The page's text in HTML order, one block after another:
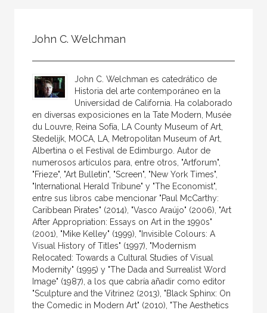
Coordinador
Editora
Escritor
Escritora
Ilustrador
Prologuista
Traductor
Traductora
John C. Welchman
John C. Welchman es catedrático de
Historia del arte contemporáneo en la
Universidad de California. Ha colaborado
en diversas exposiciones en la Tate Modern, Musée
du Louvre, Reina Sofía, LA County Museum of Art,
Stedelijk, MOCA, LA, Metropolitan Museum of Art,
Albertina o el Festival de Edimburgo. Autor de
numerosos artículos para, entre otros, "Artforum",
"Frieze", "Art Bulletin", "Screen", "New York Times",
"International Herald Tribune" y "The Economist",
entre sus libros cabe mencionar "Paul McCarthy:
Caribbean Pirates" (2014), "Vasco Araújo" (2006), "Art
After Appropriation: Essays on Art in the 1990s"
(2001), "Mike Kelley" (1999), "Invisible Colours: A
Visual History of Titles" (1997), "Modernism
Relocated: Towards a Cultural Studies of Visual
Modernity" (1995) y "The Dada and Surrealist Word
Image" (1987), a los que cabría añadir como editor
"Sculpture and the Vitrine2 (2013), "Black Sphinx: On
the Comedic in Modern Art" (2010), "The Aesthetics